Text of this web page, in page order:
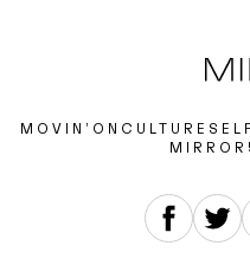
MOVIN’ON CULTURE SELF